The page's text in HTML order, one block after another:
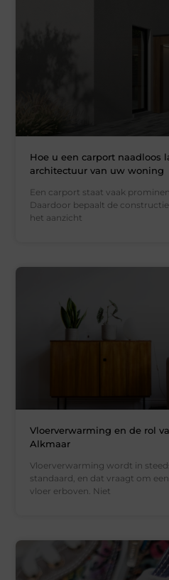
Hoe u een carport naadloos
architectuur van uw woning
Een carport staat vaak
Daardoor bepaalt de
het aanzicht
Vloerverwarming en de rol
Alkmaar
Vloerverwarming wordt in
standaard, en dat vraagt om
vloer erboven. Niet